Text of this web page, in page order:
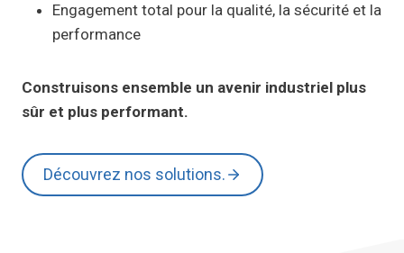
Engagement total pour la qualité, la sécurité et la
performance
Construisons ensemble un avenir industriel plus
sûr et plus performant.
Découvrez nos solutions.